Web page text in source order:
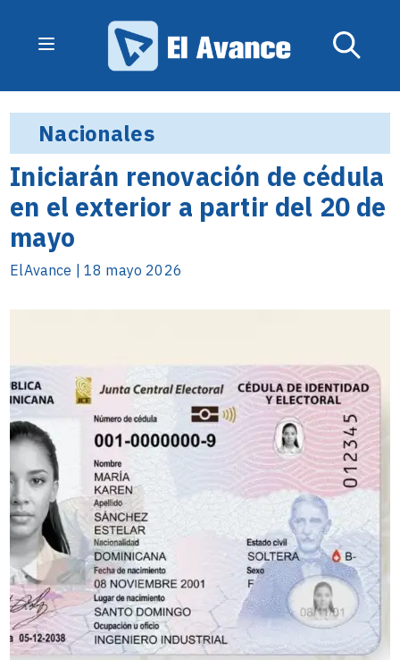
Nacionales
Iniciarán renovación de cédula
en el exterior a partir del 20 de
mayo
ElAvance | 18 mayo 2026